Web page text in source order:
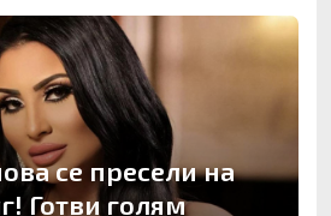
се пресели на
Готви голям